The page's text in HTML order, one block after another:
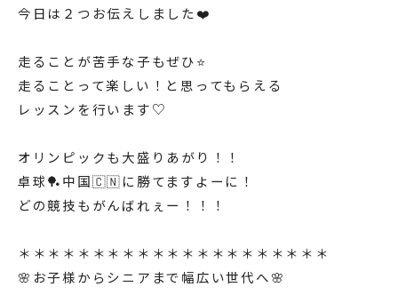
今日は２つお伝えしました❤️
走ることが苦手な子もぜひ⭐️
走ることって楽しい！と思ってもらえる
レッスンを行います♡
オリンピックも大盛りあがり！！
卓球🏓中国🇨🇳に勝てますよーに！
どの競技もがんばれぇー！！！
＊＊＊＊＊＊＊＊＊＊＊＊＊＊＊＊＊＊＊＊＊
🌸お子様からシニアまで幅広い世代へ🌸